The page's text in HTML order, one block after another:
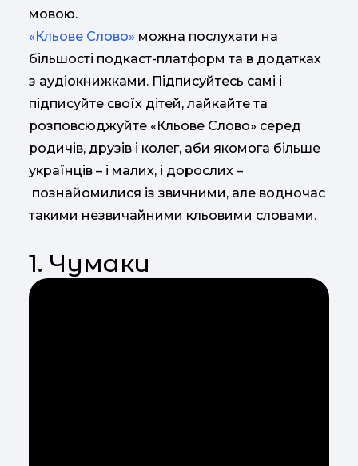
мовою.
«Кльове Слово» можна послухати на
більшості подкаст-платформ та в додатках
з аудіокнижками. Підписуйтесь самі і
підписуйте своїх дітей, лайкайте та
розповсюджуйте «Кльове Слово» серед
родичів, друзів і колег, аби якомога більше
українців – і малих, і дорослих –
познайомилися із звичними, але водночас
такими незвичайними кльовими словами.
1. Чумаки